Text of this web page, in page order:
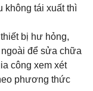
không tái xuất thì
bị hư hỏng,
để sửa chữa
công xem xét
phương thức